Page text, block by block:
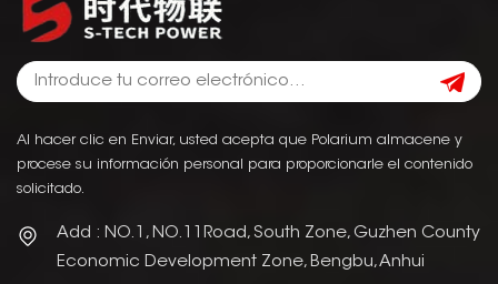
Al hacer clic en Enviar, usted acepta que Polarium almacene y
procese su información personal para proporcionarle el contenido
solicitado.
Add : NO.1, NO.11Road, South Zone, Guzhen County
Economic Development Zone, Bengbu, Anhui